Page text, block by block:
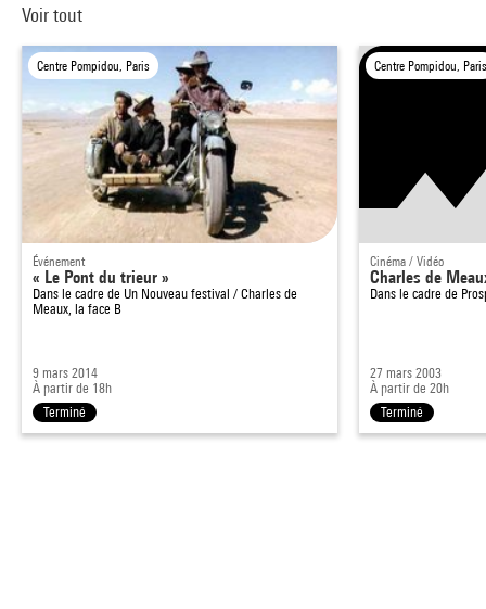
Voir tout
Centre Pompidou, Paris
Événement
« Le Pont du trieur »
Dans le cadre de Un Nouveau festival / Charles de
Meaux, la face B
9 mars 2014
À partir de 18h
Terminé
Centre Pompidou,
Cinéma / Vidéo
Charles de
Dans le cadre de
27 mars 2003
À partir de 20h
Terminé